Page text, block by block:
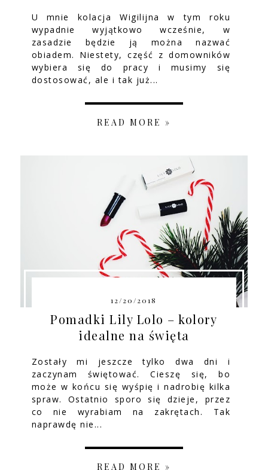
U mnie kolacja Wigilijna w tym roku
wypadnie wyjątkowo wcześnie, w
zasadzie będzie ją można nazwać
obiadem. Niestety, część z domowników
wybiera się do pracy i musimy się
dostosować, ale i tak już...
READ MORE »
12/20/2018
Pomadki Lily Lolo – kolory
idealne na święta
Zostały mi jeszcze tylko dwa dni i
zaczynam świętować. Cieszę się, bo
może w końcu się wyśpię i nadrobię kilka
spraw. Ostatnio sporo się dzieje, przez
co nie wyrabiam na zakrętach. Tak
naprawdę nie...
READ MORE »